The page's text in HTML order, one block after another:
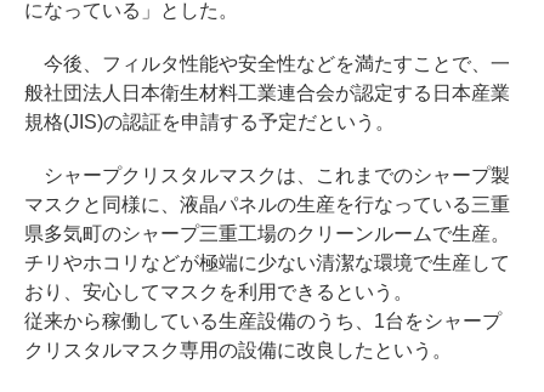
になっている」とした。
今後、フィルタ性能や安全性などを満たすことで、一
般社団法人日本衛生材料工業連合会が認定する日本産業
規格(JIS)の認証を申請する予定だという。
シャープクリスタルマスクは、これまでのシャープ製
マスクと同様に、液晶パネルの生産を行なっている三重
県多気町のシャープ三重工場のクリーンルームで生産。
チリやホコリなどが極端に少ない清潔な環境で生産して
おり、安心してマスクを利用できるという。
従来から稼働している生産設備のうち、1台をシャープ
クリスタルマスク専用の設備に改良したという。